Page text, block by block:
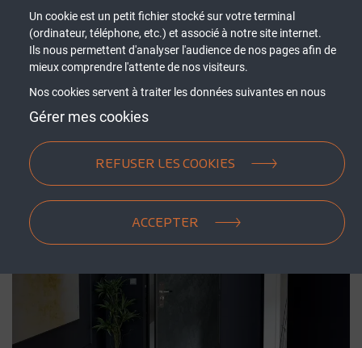
La sécurité pour tous
Un cookie est un petit fichier stocké sur votre terminal
(ordinateur, téléphone, etc.) et associé à notre site internet.
Ils nous permettent d'analyser l'audience de nos pages afin de
mieux comprendre l'attente de nos visiteurs.
Nos cookies servent à traiter les données suivantes en nous
basant sur votre consentement et/ou notre intérêt légitime :
contenus personnalisés, mesure de performance du contenu,
données d’audience, ...
Gérer mes cookies
REFUSER LES COOKIES
ACCEPTER